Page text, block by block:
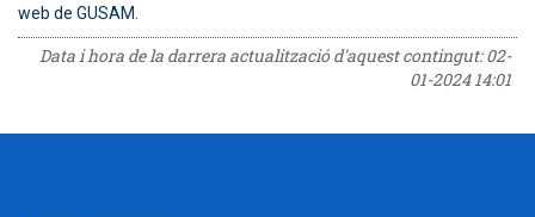
web de GUSAM
Data i hora de la darrera actualització d'aquest contingut:02-
01-2024 14:01